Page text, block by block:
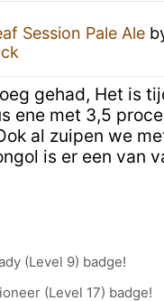
Session Pale Ale
gehad, Het is
ene met 3,5
al zuipen we
is er een van
(Level 9) badge!
(Level 17) badge!